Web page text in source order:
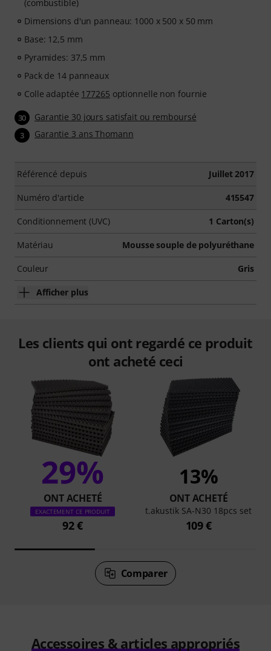
(combustible)
Dimensions d'un panneau: 1000 x 500 x 50 mm
Base: 12,5 mm
Pyramides: 37,5 mm
Pack de 14 panneaux
Colle adaptée 177265 optionnelle non fournie
30 Garantie 30 jours satisfait ou remboursé
3 Garantie 3 ans Thomann
Référencé depuis Juillet 2017
Numéro d'article 415547
Conditionnement (UVC) 1 Carton(s)
Matériau Mousse souple de polyuréthane
Couleur Gris
Afficher plus
Les clients qui ont regardé ce produit
ont acheté ceci
29%
ONT ACHETÉ
EXACTEMENT CE PRODUIT
92 €
13%
ONT ACHETÉ
t.akustik SA-N30 18pcs set
109 €
Comparer
Accessoires & articles appropriés